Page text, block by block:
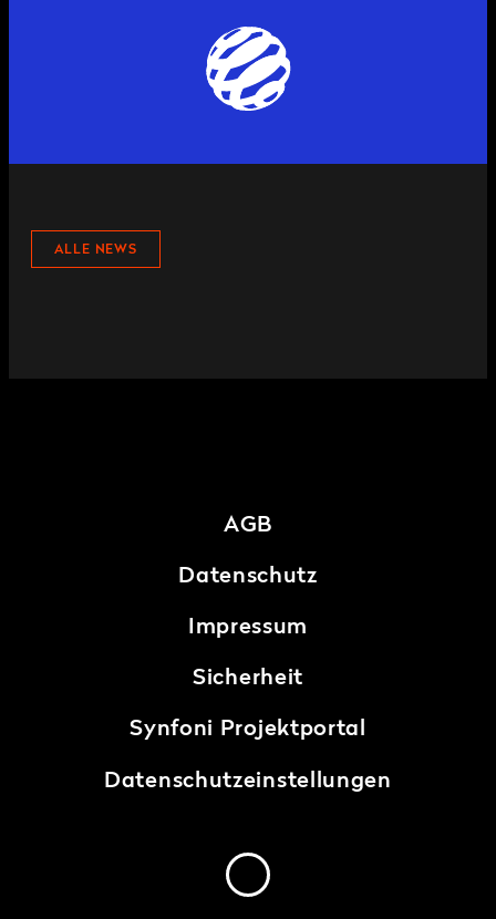
ALLE NEWS
AGB
Datenschutz
Impressum
Sicherheit
Synfoni Projektportal
Datenschutzeinstellungen